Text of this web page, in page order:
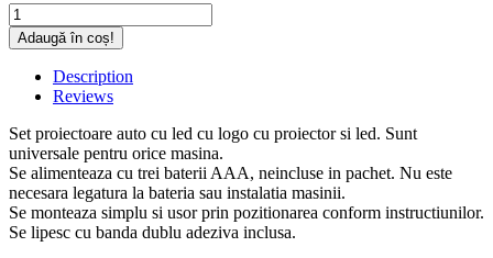
Set
Proiectoare
LED
Logo
FORD
usi
auto
cu
holograma
-
UNIVERSALE
Adaugă în coș!
Description
Reviews
Set proiectoare auto cu led cu logo cu proiector si led. Sunt
universale pentru orice masina.
Se alimenteaza cu trei baterii AAA, neincluse in pachet. Nu este
necesara legatura la bateria sau instalatia masinii.
Se monteaza simplu si usor prin pozitionarea conform instructiunilor.
Se lipesc cu banda dublu adeziva inclusa.